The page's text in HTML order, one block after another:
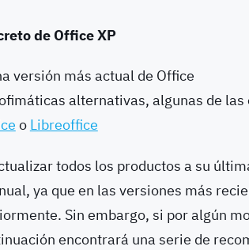
de Office XP
versión más actual de Office
alternativas, algunas de las
o Libreoffice
todos los productos a su
ya que en las versiones más
Sin embargo, si por algún
encontrará una serie de